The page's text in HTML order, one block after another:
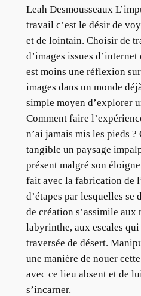
Leah Desmousseaux
travail c’est le désir de
et de lointain. Choisir de
d’images issues
est moins une réflexion
images dans un monde
simple moyen d’explorer
Comment faire
n’ai jamais mis les pieds ?
tangible un paysage
présent malgré son
fait avec la fabrication de
d’étapes par lesquelles se
de création s’assimile aux
labyrinthe, aux escales
traversée de désert.
une manière de nouer
avec ce lieu absent et de
s’incarner.